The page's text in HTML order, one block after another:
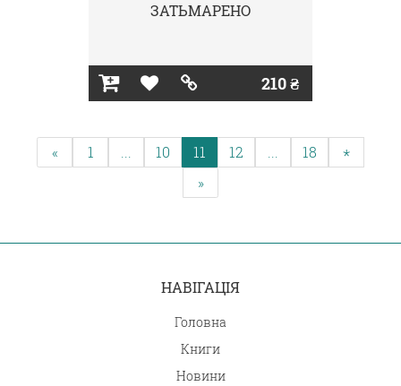
ЗАТЬМАРЕНО
210 ₴
« 1 10 11 12 18 *
»
НАВІГАЦІЯ
Головна
Книги
Новини